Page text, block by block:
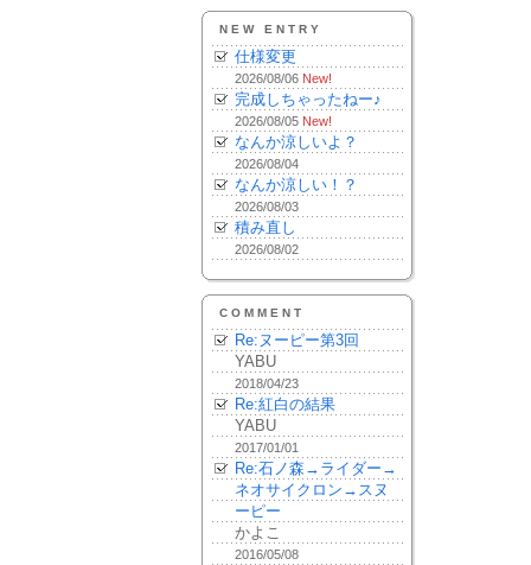
NEW ENTRY
仕様変更
2026/08/06 New!
完成しちゃったねー♪
2026/08/05 New!
なんか涼しいよ？
2026/08/04
なんか涼しい！？
2026/08/03
積み直し
2026/08/02
COMMENT
Re:ヌーピー第3回
YABU
2018/04/23
Re:紅白の結果
YABU
2017/01/01
Re:石ノ森→ライダー→
ネオサイクロン→スヌ
ーピー
かよこ
2016/05/08